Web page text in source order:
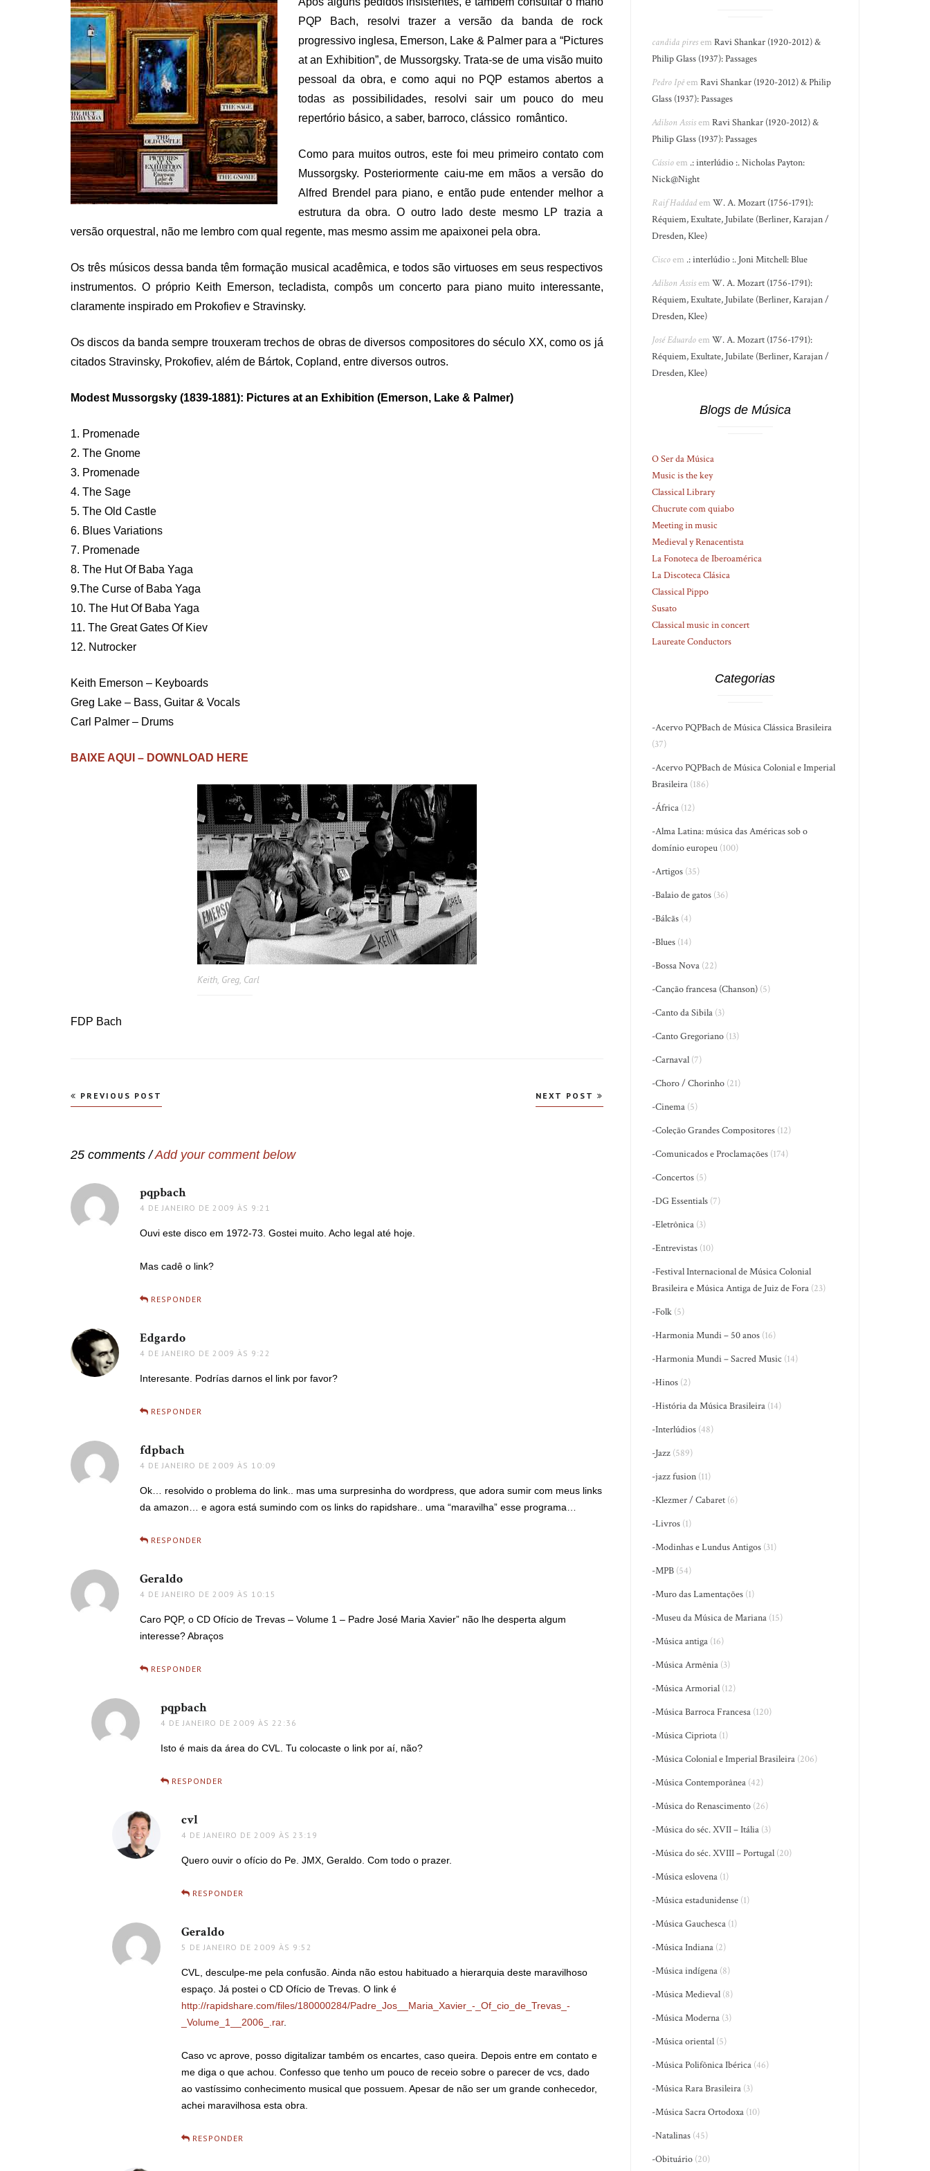
PQP Bach, resolvi trazer a versão da banda de rock
progressivo inglesa, Emerson, Lake & Palmer para a “Pictures
at an Exhibition”, de Mussorgsky. Trata-se de uma visão muito
pessoal da obra, e como aqui no PQP estamos abertos a
todas as possibilidades, resolvi sair um pouco do meu
repertório básico, a saber, barroco, clássico romântico.
Como para muitos outros, este foi meu primeiro contato com
Mussorgsky. Posteriormente caiu-me em mãos a versão do
Alfred Brendel para piano, e então pude entender melhor a
estrutura da obra. O outro lado deste mesmo LP trazia a
versão orquestral, não me lembro com qual regente, mas mesmo assim me apaixonei pela obra.
Os três músicos dessa banda têm formação musical acadêmica, e todos são virtuoses em seus respectivos
instrumentos. O próprio Keith Emerson, tecladista, compôs um concerto para piano muito interessante,
claramente inspirado em Prokofiev e Stravinsky.
Os discos da banda sempre trouxeram trechos de obras de diversos compositores do século XX, como os já
citados Stravinsky, Prokofiev, além de Bártok, Copland, entre diversos outros.
Modest Mussorgsky (1839-1881): Pictures at an Exhibition (Emerson, Lake & Palmer)
1. Promenade
2. The Gnome
3. Promenade
4. The Sage
5. The Old Castle
6. Blues Variations
7. Promenade
8. The Hut Of Baba Yaga
9.The Curse of Baba Yaga
10. The Hut Of Baba Yaga
11. The Great Gates Of Kiev
12. Nutrocker
Keith Emerson – Keyboards
Greg Lake – Bass, Guitar & Vocals
Carl Palmer – Drums
BAIXE AQUI – DOWNLOAD HERE
Keith, Greg, Carl
FDP Bach
Navegação
PREVIOUS POST NEXT POST
25 comments /Add your comment below
pqpbachdisse:
4 DE JANEIRO DE 2009 ÀS 9:21
Ouvi este disco em 1972-73. Gostei muito. Acho legal até hoje.
Mas cadê o link?
RESPONDER
Edgardo
4 DE JANEIRO DE 2009 ÀS 9:22
Interesante. Podrías darnos el link por favor?
RESPONDER
fdpbachdisse:
4 DE JANEIRO DE 2009 ÀS 10:09
Ok… resolvido o problema do link.. mas uma surpresinha do wordpress, que adora sumir com meus links
da amazon… e agora está sumindo com os links do rapidshare.. uma “maravilha” esse programa…
RESPONDER
Geraldo
4 DE JANEIRO DE 2009 ÀS 10:15
Caro PQP, o CD Ofício de Trevas – Volume 1 – Padre José Maria Xavier” não lhe desperta algum
interesse? Abraços
RESPONDER
pqpbachdisse:
4 DE JANEIRO DE 2009 ÀS 22:36
Isto é mais da área do CVL. Tu colocaste o link por aí, não?
RESPONDER
cvl
4 DE JANEIRO DE 2009 ÀS 23:19
Quero ouvir o ofício do Pe. JMX, Geraldo. Com todo o prazer.
RESPONDER
Geraldo
5 DE JANEIRO DE 2009 ÀS 9:52
CVL, desculpe-me pela confusão. Ainda não estou habituado a hierarquia deste maravilhoso
espaço. Já postei o CD Ofício de Trevas. O link é
http://rapidshare.com/files/180000284/Padre_Jos__Maria_Xavier_-_Of_cio_de_Trevas_-
_Volume_1__2006_.rar.
Caso vc aprove, posso digitalizar também os encartes, caso queira. Depois entre em contato e
me diga o que achou. Confesso que tenho um pouco de receio sobre o parecer de vcs, dado
ao vastíssimo conhecimento musical que possuem. Apesar de não ser um grande conhecedor,
achei maravilhosa esta obra.
RESPONDER
candida piresemRavi Shankar (1920-2012) &
Philip Glass (1937): Passages
Pedro IpêemRavi Shankar (1920-2012) & Philip
Glass (1937): Passages
Adilson AssisemRavi Shankar (1920-2012) &
Philip Glass (1937): Passages
Cássioem .: interlúdio :. Nicholas Payton:
Nick@Night
Raif HaddademW. A. Mozart (1756-1791):
Réquiem, Exultate, Jubilate (Berliner, Karajan /
Dresden, Klee)
Ciscoem .: interlúdio :. Joni Mitchell: Blue
Adilson AssisemW. A. Mozart (1756-1791):
Réquiem, Exultate, Jubilate (Berliner, Karajan /
Dresden, Klee)
José EduardoemW. A. Mozart (1756-1791):
Réquiem, Exultate, Jubilate (Berliner, Karajan /
Dresden, Klee)
Blogs de Música
O Ser da Música
Music is the key
Classical Library
Chucrute com quiabo
Meeting in music
Medieval y Renacentista
La Fonoteca de Iberoamérica
La Discoteca Clásica
Classical Pippo
Susato
Classical music in concert
Laureate Conductors
Categorias
-Acervo PQPBach de Música Clássica Brasileira
(37)
-Acervo PQPBach de Música Colonial e Imperial
Brasileira (186)
-África (12)
-Alma Latina: música das Américas sob o
domínio europeu (100)
-Artigos (35)
-Balaio de gatos (36)
-Bálcãs (4)
-Blues (14)
-Bossa Nova (22)
-Canção francesa (Chanson) (5)
-Canto da Sibila (3)
-Canto Gregoriano (13)
-Carnaval (7)
-Choro / Chorinho (21)
-Cinema (5)
-Coleção Grandes Compositores (12)
-Comunicados e Proclamações (174)
-Concertos (5)
-DG Essentials (7)
-Eletrônica (3)
-Entrevistas (10)
-Festival Internacional de Música Colonial
Brasileira e Música Antiga de Juiz de Fora (23)
-Folk (5)
-Harmonia Mundi – 50 anos (16)
-Harmonia Mundi – Sacred Music (14)
-Hinos (2)
-História da Música Brasileira (14)
-Interlúdios (48)
-Jazz (589)
-jazz fusion (11)
-Klezmer / Cabaret (6)
-Livros (1)
-Modinhas e Lundus Antigos (31)
-MPB (54)
-Muro das Lamentações (1)
-Museu da Música de Mariana (15)
-Música antiga (16)
-Música Armênia (3)
-Música Armorial (12)
-Música Barroca Francesa (120)
-Música Cipriota (1)
-Música Colonial e Imperial Brasileira (206)
-Música Contemporânea (42)
-Música do Renascimento (26)
-Música do séc. XVII – Itália (3)
-Música do séc. XVIII – Portugal (20)
-Música eslovena (1)
-Música estadunidense (1)
-Música Gauchesca (1)
-Música Indiana (2)
-Música indígena (8)
-Música Medieval (8)
-Música Moderna (3)
-Música oriental (5)
-Música Polifônica Ibérica (46)
-Música Rara Brasileira (3)
-Música Sacra Ortodoxa (10)
-Natalinas (45)
-Obituário (20)